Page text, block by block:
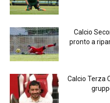
Calcio
pronto a
Calcio Terza